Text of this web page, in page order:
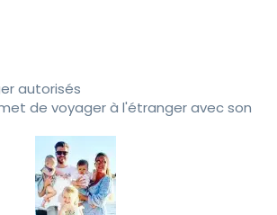
autorisés
de voyager à l'étranger avec son